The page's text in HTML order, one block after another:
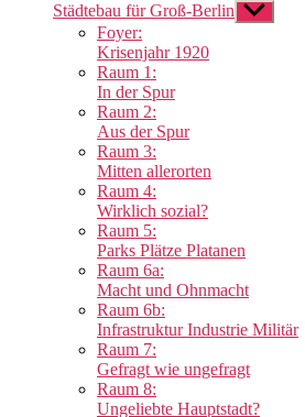
Städtebau für Groß-Berlin Untermenü
anzeigen
Foyer:
Krisenjahr 1920
Raum 1:
In der Spur
Raum 2:
Aus der Spur
Raum 3:
Mitten allerorten
Raum 4:
Wirklich sozial?
Raum 5:
Parks Plätze Platanen
Raum 6a:
Macht und Ohnmacht
Raum 6b:
Infrastruktur Industrie Militär
Raum 7:
Gefragt wie ungefragt
Raum 8:
Ungeliebte Hauptstadt?